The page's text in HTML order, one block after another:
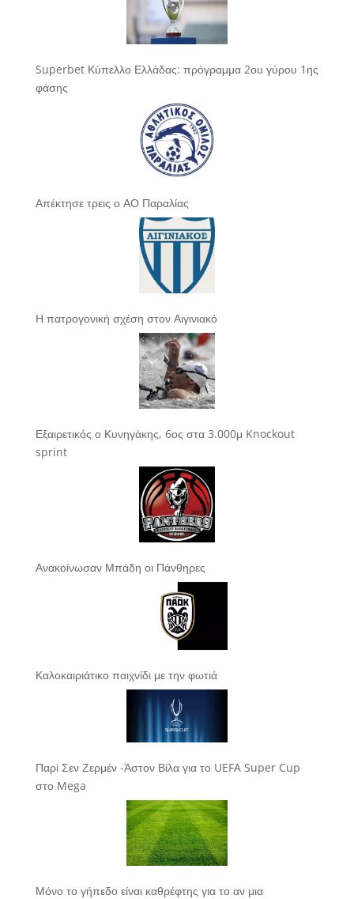
Superbet Κύπελλο Ελλάδας: πρόγραμμα 2ου γύρου 1ης
φάσης
Απέκτησε τρεις ο ΑΟ Παραλίας
Η πατρογονική σχέση στον Αιγινιακό
Εξαιρετικός ο Κυνηγάκης, 6ος στα 3.000μ Knockout
sprint
Ανακοίνωσαν Μπάδη οι Πάνθηρες
Καλοκαιριάτικο παιχνίδι με την φωτιά
Παρί Σεν Ζερμέν -Άστον Βίλα για το UEFA Super Cup
στο Mega
Μόνο το γήπεδο είναι καθρέφτης για το αν μια